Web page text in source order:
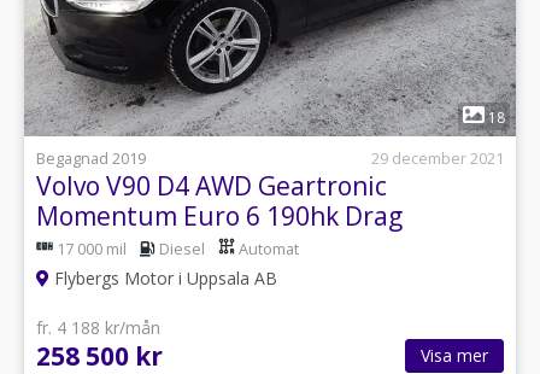
1
18
Begagnad 2019
29 december 2021
Volvo V90 D4 AWD Geartronic
Momentum Euro 6 190hk Drag
17 000 mil Diesel Automat
Flybergs Motor i Uppsala AB
fr. 4 188 kr/mån
258 500 kr Visa mer